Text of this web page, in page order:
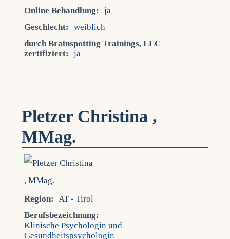
Online Behandlung:
ja
Geschlecht:
weiblich
durch Brainspotting Trainings, LLC
zertifiziert:
ja
Pletzer Christina ,
MMag.
Region: AT - Tirol
Berufsbezeichnung:
Klinische Psychologin und
Gesundheitspsychologin